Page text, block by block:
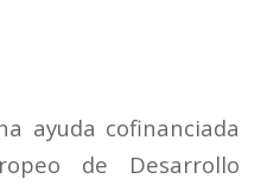
ayuda cofinanciada
de Desarrollo